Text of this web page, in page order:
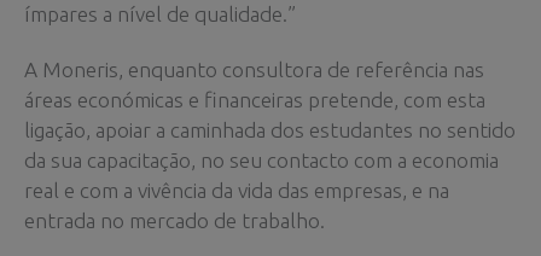
ímpares a nível de qualidade.”
A Moneris, enquanto consultora de referência nas
áreas económicas e financeiras pretende, com esta
ligação, apoiar a caminhada dos estudantes no sentido
da sua capacitação, no seu contacto com a economia
real e com a vivência da vida das empresas, e na
entrada no mercado de trabalho.